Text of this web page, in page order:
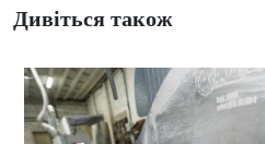
Дивіться також